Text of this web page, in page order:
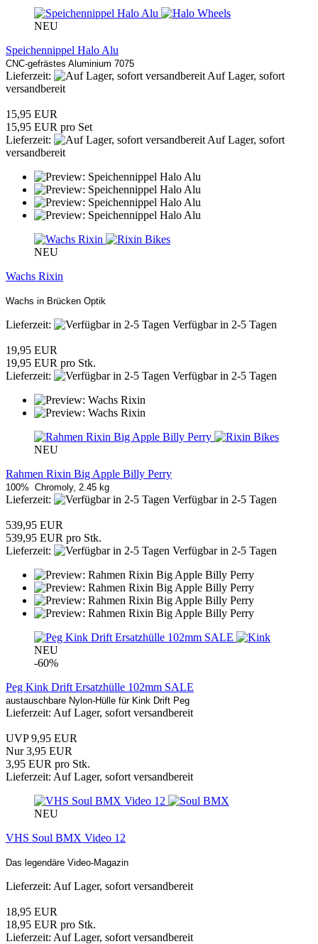
NEU
Speichennippel Halo Alu
CNC-gefrästes Aluminium 7075
Lieferzeit:
Auf Lager, sofort
versandbereit
15,95 EUR
15,95 EUR pro Set
Lieferzeit:
Auf Lager, sofort
versandbereit
NEU
Wachs Rixin
Wachs in Brücken Optik
Lieferzeit: Verfügbar in 2-5 Tagen
19,95 EUR
19,95 EUR pro Stk.
Lieferzeit:
Verfügbar in 2-5 Tagen
NEU
Rahmen Rixin Big Apple Billy Perry
100% Chromoly, 2.45 kg
Lieferzeit: Verfügbar in 2-5 Tagen
539,95 EUR
539,95 EUR pro Stk.
Lieferzeit:
Verfügbar in 2-5 Tagen
NEU
-60%
Peg Kink Drift Ersatzhülle 102mm SALE
austauschbare Nylon-Hülle für Kink Drift Peg
Lieferzeit: Auf Lager, sofort versandbereit
UVP 9,95 EUR
Nur 3,95 EUR
3,95 EUR pro Stk.
Lieferzeit: Auf Lager, sofort versandbereit
NEU
VHS Soul BMX Video 12
Das legendäre Video-Magazin
Lieferzeit: Auf Lager, sofort versandbereit
18,95 EUR
18,95 EUR pro Stk.
Lieferzeit: Auf Lager, sofort versandbereit